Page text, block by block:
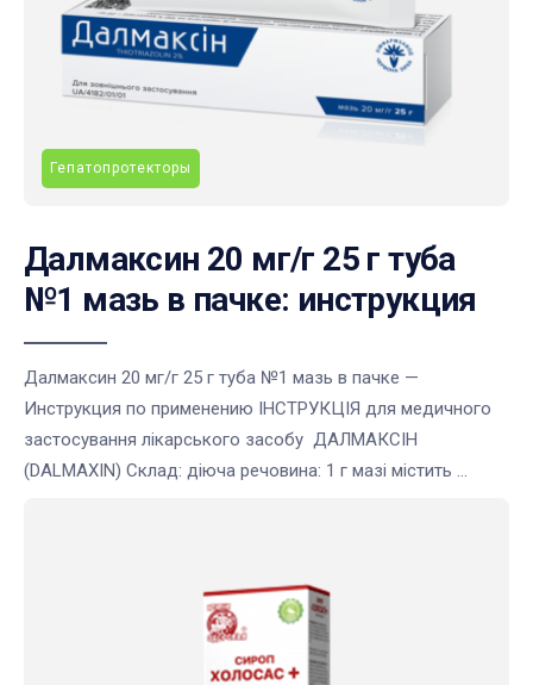
Гепатопротекторы
Далмаксин 20 мг/г 25 г туба
№1 мазь в пачке: инструкция
Далмаксин 20 мг/г 25 г туба №1 мазь в пачке —
Инструкция по применению ІНСТРУКЦІЯ для медичного
застосування лікарського засобу ДАЛМАКСІН
(DALMAXIN) Склад: діюча речовина: 1 г мазі містить ...